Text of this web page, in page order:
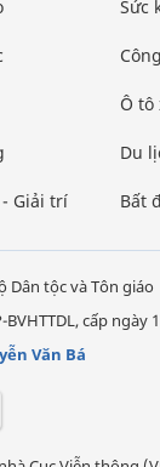
Giải trí
Sức
Ô tô
Du
Bất
Dân tộc và Tôn giáo
cấp ngày
Văn Bá